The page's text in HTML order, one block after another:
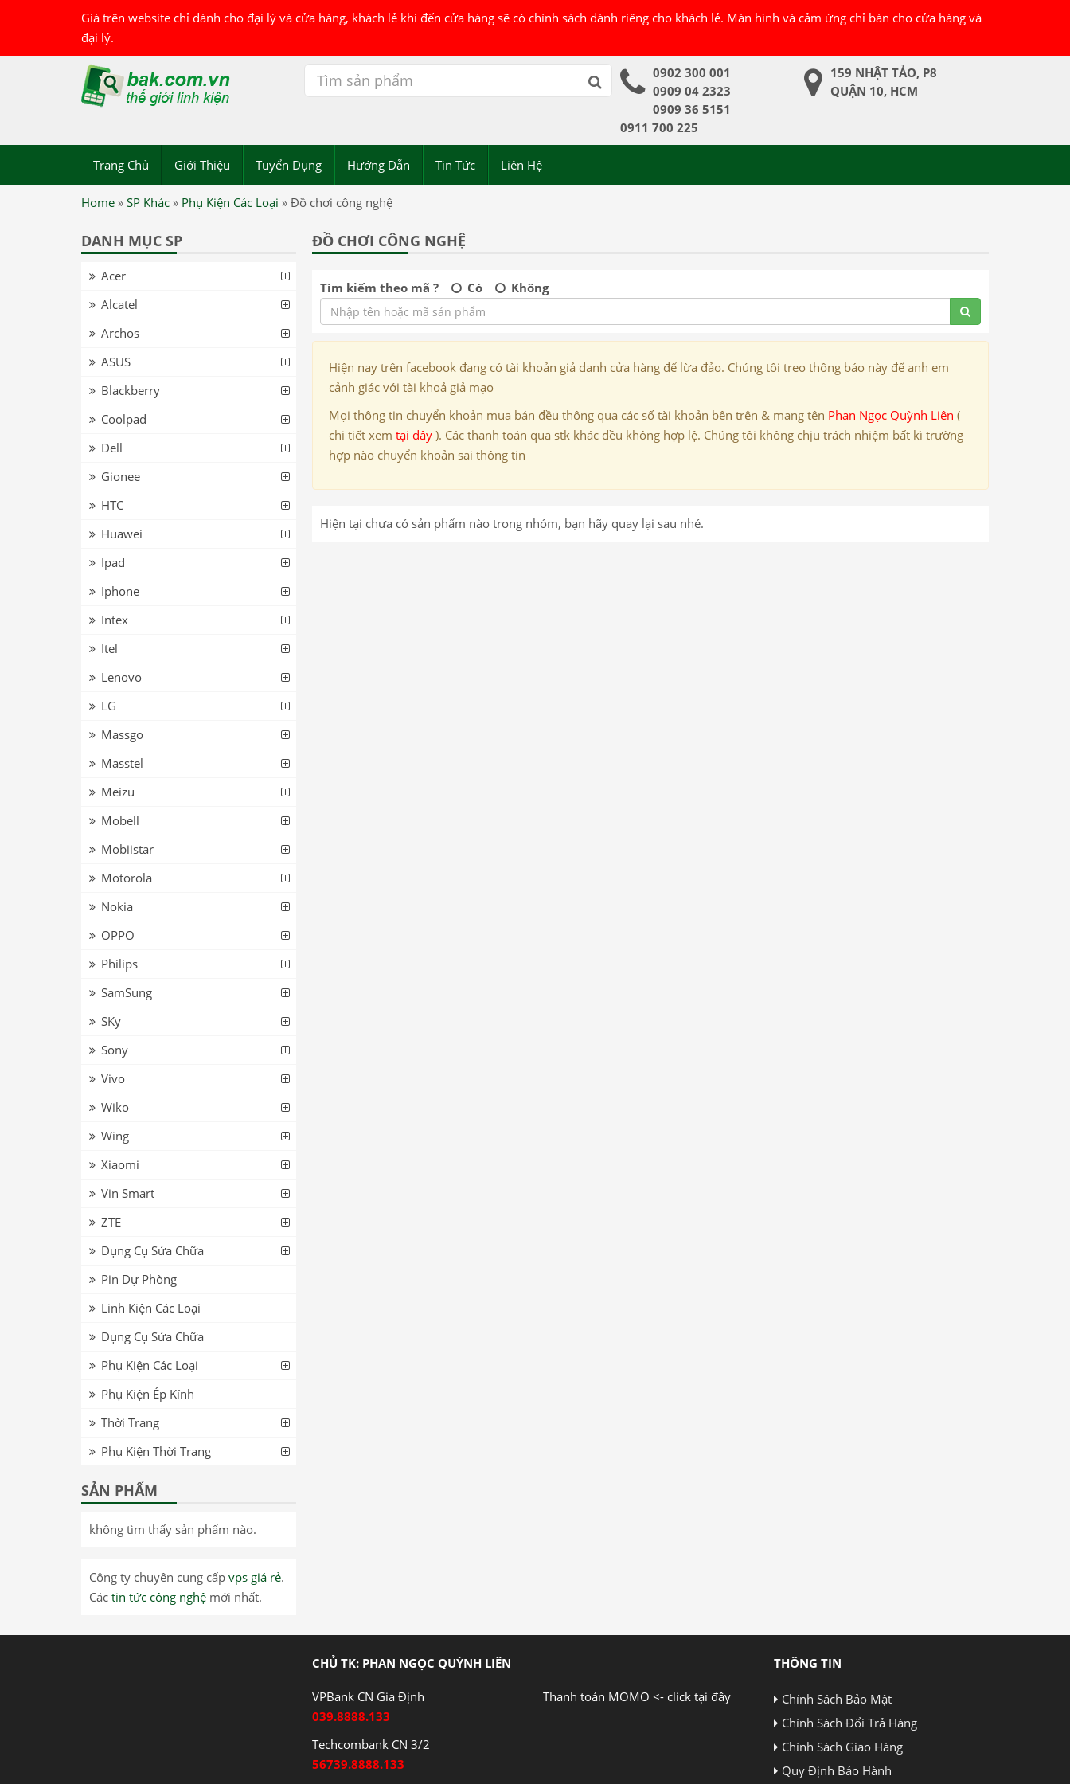
Giá trên website chỉ dành cho đại lý và cửa hàng, khách lẻ khi đến cửa hàng sẽ có chính sách dành riêng cho khách lẻ. Màn hình và cảm ứng chỉ bán cho cửa hàng và
đại lý.
0902 300 001
0909 04 2323
0909 36 5151
0911 700 225
159 NHẬT TẢO, P8
QUẬN 10, HCM
Trang Chủ Giới Thiệu Tuyển Dụng Hướng Dẫn Tin Tức Liên Hệ
Home » SP Khác » Phụ Kiện Các Loại » Đồ chơi công nghệ
ĐỒ CHƠI CÔNG NGHỆ
Tìm kiếm theo mã ? Có Không
Hiện nay trên facebook đang có tài khoản giả danh cửa hàng để lừa đảo. Chúng tôi treo thông báo này để anh em
cảnh giác với tài khoả giả mạo
Mọi thông tin chuyển khoản mua bán đều thông qua các số tài khoản bên trên & mang tên Phan Ngọc Quỳnh Liên (
chi tiết xem tại đây ). Các thanh toán qua stk khác đều không hợp lệ. Chúng tôi không chịu trách nhiệm bất kì trường
hợp nào chuyển khoản sai thông tin
Hiện tại chưa có sản phẩm nào trong nhóm, bạn hãy quay lại sau nhé.
DANH MỤC SP
Acer
Alcatel
Archos
ASUS
Blackberry
Coolpad
Dell
Gionee
HTC
Huawei
Ipad
Iphone
Intex
Itel
Lenovo
LG
Massgo
Masstel
Meizu
Mobell
Mobiistar
Motorola
Nokia
OPPO
Philips
SamSung
SKy
Sony
Vivo
Wiko
Wing
Xiaomi
Vin Smart
ZTE
Dụng Cụ Sửa Chữa
Pin Dự Phòng
Linh Kiện Các Loại
Dụng Cụ Sửa Chữa
Phụ Kiện Các Loại
Phụ Kiện Ép Kính
Thời Trang
Phụ Kiện Thời Trang
SẢN PHẨM
không tìm thấy sản phẩm nào.
Công ty chuyên cung cấp vps giá rẻ.
Các tin tức công nghệ mới nhất.
CHỦ TK: PHAN NGỌC QUỲNH LIÊN
VPBank CN Gia Định
039.8888.133
Techcombank CN 3/2
56739.8888.133
Thanh toán MOMO <- click tại đây
THÔNG TIN
Chính Sách Bảo Mật
Chính Sách Đổi Trả Hàng
Chính Sách Giao Hàng
Quy Định Bảo Hành